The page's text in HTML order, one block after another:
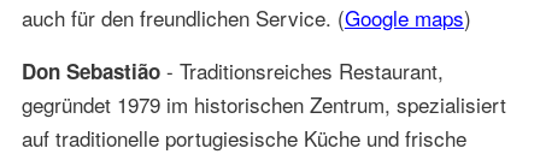
auch für den freundlichen Service. (Google maps)
Don Sebastião- Traditionsreiches Restaurant,
gegründet 1979 im historischen Zentrum, spezialisiert
auf traditionelle portugiesische Küche und frische